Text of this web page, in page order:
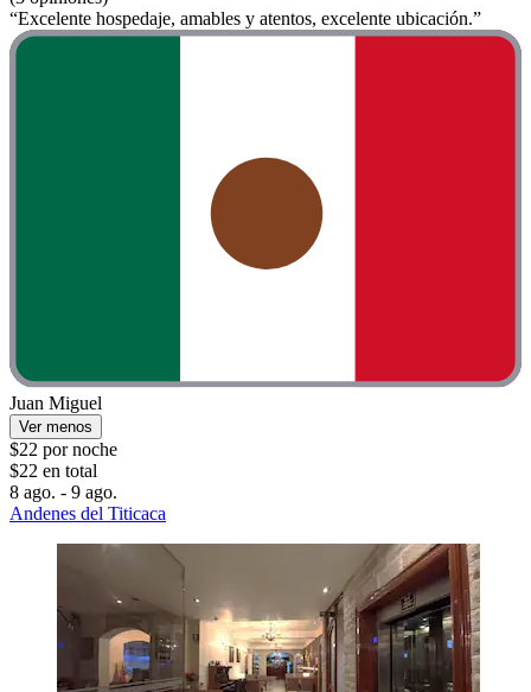
“Excelente hospedaje, amables y atentos, excelente ubicación.”
Juan Miguel
Ver menos
$22 por noche
$22 en total
8 ago. - 9 ago.
Andenes del Titicaca